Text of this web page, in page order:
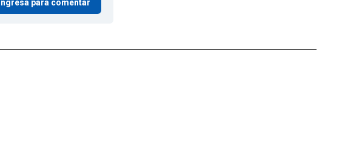
Ingresá para comentar